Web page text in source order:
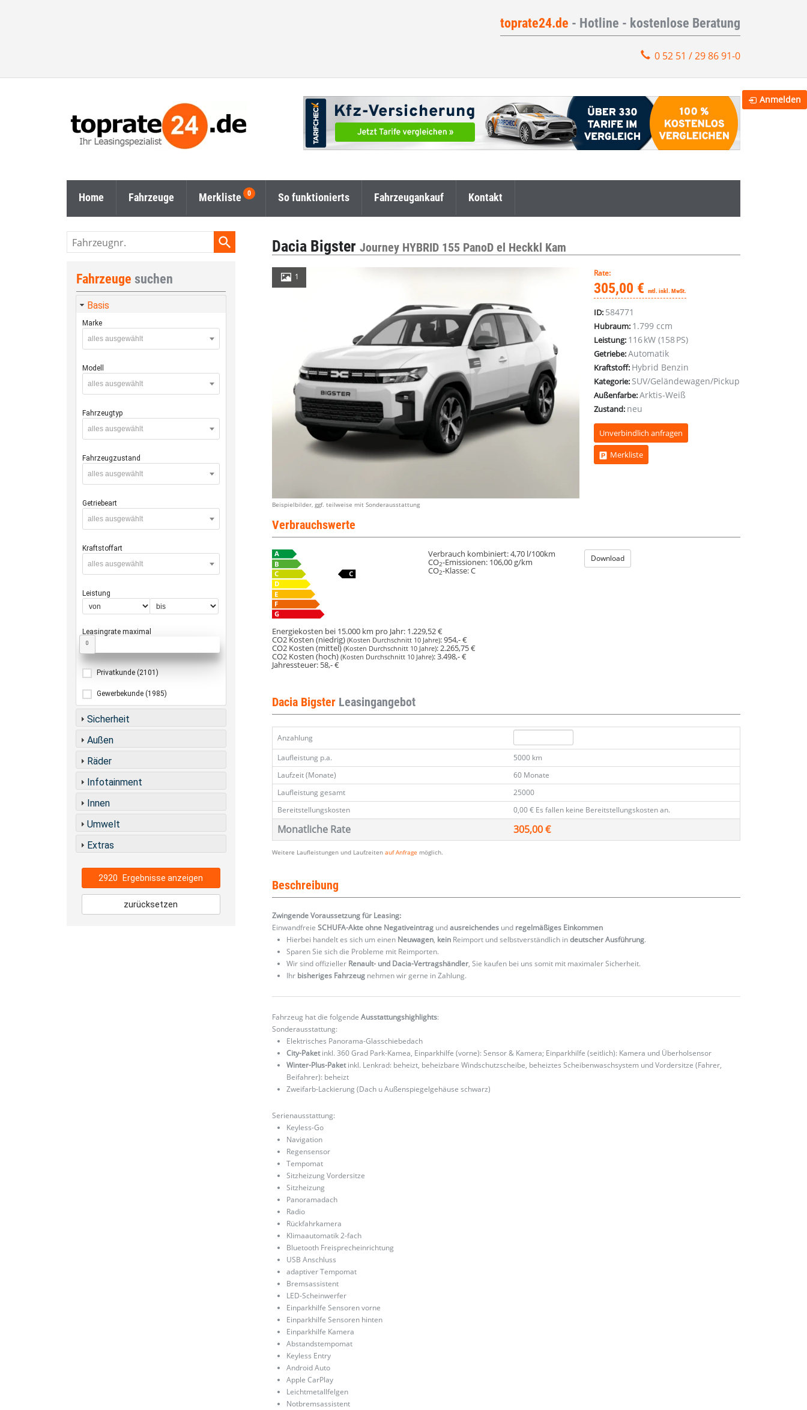
toprate24.de - Hotline - kostenlose Beratung
0 52 51 / 29 86 91-0
Home Fahrzeuge Merkliste So funktionierts Fahrzeugankauf Kontakt
Dacia BigsterJourney HYBRID 155 PanoD el Heckkl Kam
1
Beispielbilder, ggf. teilweise mit Sonderausstattung
Rate:
305,00 € mtl. inkl. MwSt.
ID: 584771
Hubraum: 1.799 ccm
Leistung: 116 kW (158 PS)
Getriebe:Automatik
Kraftstoff: Hybrid Benzin
Kategorie: SUV/Geländewagen/Pickup
Außenfarbe:Arktis-Weiß
Zustand: neu
Unverbindlich anfragen
Merkliste
Verbrauchswerte
Verbrauch kombiniert:4,70 l/100km
CO2-Emissionen: 106,00 g/km
CO2-Klasse:C
Download
Energiekosten bei 15.000 km pro Jahr: 1.229,52 €
CO2 Kosten (niedrig)(Kosten Durchschnitt 10 Jahre):954,- €
CO2 Kosten (mittel)(Kosten Durchschnitt 10 Jahre):2.265,75 €
CO2 Kosten (hoch)(Kosten Durchschnitt 10 Jahre):3.498,- €
Jahressteuer: 58,- €
Dacia Bigster Leasingangebot
Anzahlung
Laufleistung p.a.
5000 km
Laufzeit (Monate)
60 Monate
Laufleistung gesamt
25000
Bereitstellungskosten
0,00 € Es fallen keine Bereitstellungskosten an.
Monatliche Rate 305,00 €
Weitere Laufleistungen und Laufzeitenauf Anfrage möglich.
Beschreibung
Zwingende Voraussetzung für Leasing:
EinwandfreieSCHUFA-Akte ohne Negativeintrag undausreichendes und regelmäßiges Einkommen
Hierbei handelt es sich um einen Neuwagen, kein Reimport und selbstverständlich indeutscher Ausführung.
Sparen Sie sich die Probleme mit Reimporten.
Wir sind offizieller Renault- und Dacia-Vertragshändler, Sie kaufen bei uns somit mit maximaler Sicherheit.
Ihr bisheriges Fahrzeug nehmen wir gerne in Zahlung.
Fahrzeug hat die folgendeAusstattungshighlights:
Sonderausstattung:
Elektrisches Panorama-Glasschiebedach
City-Paketinkl. 360 Grad Park-Kamea, Einparkhilfe (vorne): Sensor & Kamera; Einparkhilfe (seitlich): Kamera und Überholsensor
Winter-Plus-Paketinkl. Lenkrad: beheizt, beheizbare Windschutzscheibe, beheiztes Scheibenwaschsystem und Vordersitze (Fahrer,
Beifahrer): beheizt
Zweifarb-Lackierung (Dach u Außenspiegelgehäuse schwarz)
Serienausstattung:
Keyless-Go
Navigation
Regensensor
Tempomat
Sitzheizung Vordersitze
Sitzheizung
Panoramadach
Radio
Rückfahrkamera
Klimaautomatik 2-fach
Bluetooth Freisprecheinrichtung
USB Anschluss
adaptiver Tempomat
Bremsassistent
LED-Scheinwerfer
Einparkhilfe Sensoren vorne
Einparkhilfe Sensoren hinten
Einparkhilfe Kamera
Abstandstempomat
Keyless Entry
Android Auto
Apple CarPlay
Leichtmetallfelgen
Notbremsassistent
Fahrzeugnr.
Fahrzeuge suchen
Basis
Marke
alles ausgewählt
Modell
alles ausgewählt
Fahrzeugtyp
alles ausgewählt
Fahrzeugzustand
alles ausgewählt
Getriebeart
alles ausgewählt
Kraftstoffart
alles ausgewählt
Leistung
Leasingrate maximal
0
Privatkunde (2101)
Gewerbekunde (1985)
Sicherheit
Außen
Räder
Infotainment
Innen
Umwelt
Extras
2920 Ergebnisse anzeigen
zurücksetzen
Anmelden